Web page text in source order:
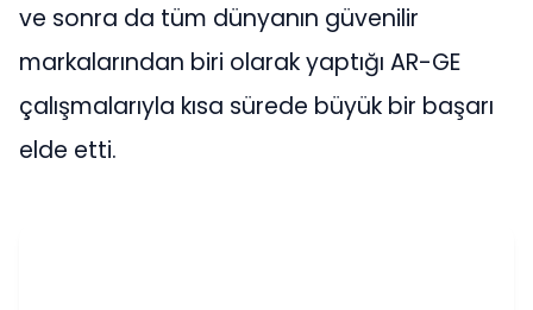
ve sonra da tüm dünyanın güvenilir
markalarından biri olarak yaptığı AR-GE
çalışmalarıyla kısa sürede büyük bir başarı
elde etti.